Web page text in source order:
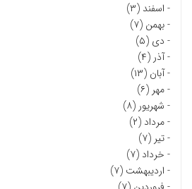
- اسفند (۳)
-بهمن (۷)
- دی (۵)
-آذر (۴)
-آبان (۱۳)
-مهر (۶)
- شهریور (۸)
-مرداد (۲)
-تیر (۷)
- خرداد (۷)
- اردیبهشت (۷)